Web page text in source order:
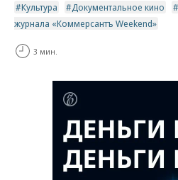
Культура
Документальное кино
журнала «Коммерсантъ Weekend»
3 мин.